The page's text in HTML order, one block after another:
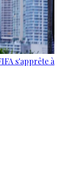
s'apprête à